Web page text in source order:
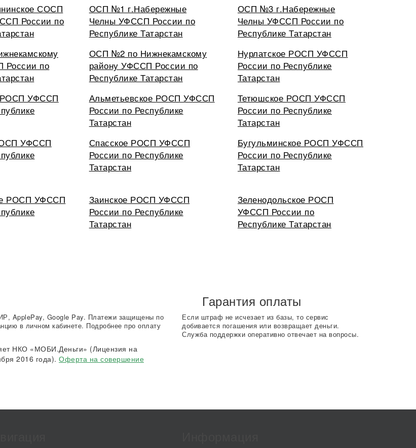
СОСП
России по
ОСП №1 г.Набережные
Челны УФССП России по
Республике Татарстан
ОСП №3 г.Набережные
Челны УФССП России по
Республике Татарстан
России по
ОСП №2 по Нижнекамскому
району УФССП России по
Республике Татарстан
Нурлатское РОСП УФССП
России по Республике
Татарстан
РОСП УФССП
Альметьевское РОСП УФССП
России по Республике
Татарстан
Тетюшское РОСП УФССП
России по Республике
Татарстан
УФССП
Спасское РОСП УФССП
России по Республике
Татарстан
Бугульминское РОСП УФССП
России по Республике
Татарстан
РОСП УФССП
Заинское РОСП УФССП
России по Республике
Татарстан
Зеленодольское РОСП
УФССП России по
Республике Татарстан
ApplePay, Google Pay. Платежи защищены по
в личном кабинете. Подробнее про оплату
НКО «МОБИ.Деньги» (Лицензия на
2016 года). Оферта на совершение
Гарантия оплаты
Если штраф не исчезает из базы, то сервис
добивается погашения или возвращает деньги.
Служба поддержки оперативно отвечает на вопросы.